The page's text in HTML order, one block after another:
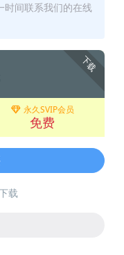
时间联系我们的在线
下载
永久SVIP会员
免费
载